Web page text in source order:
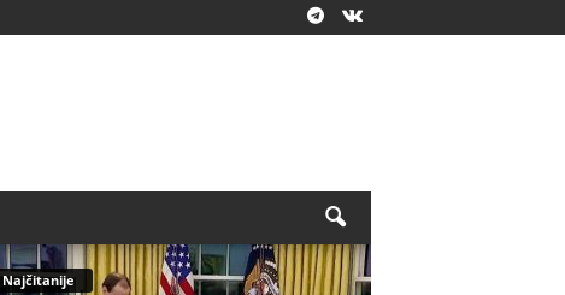
Najčitanije